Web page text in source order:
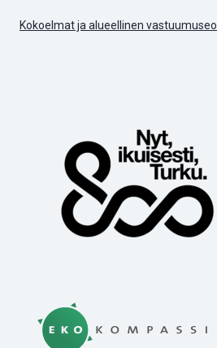
Kokoelmat ja alueellinen vastuumuseo